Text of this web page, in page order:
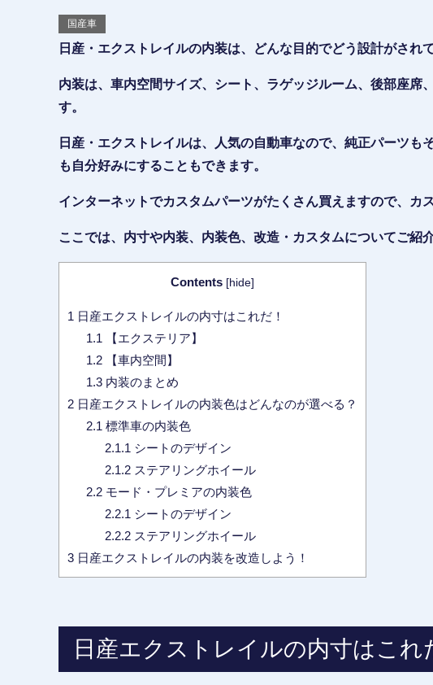
国産車
日産・エクストレイルの内装は、どんな目的でどう設計がされ
内装は、車内空間サイズ、シート、ラゲッジルーム、後部座席
す。
日産・エクストレイルは、人気の自動車なので、純正パーツも
も自分好みにすることもできます。
インターネットでカスタムパーツがたくさん買えますので、カ
ここでは、内寸や内装、内装色、改造・カスタムについてご紹介
Contents [hide]
1 日産エクストレイルの内寸はこれだ！
1.1 【エクステリア】
1.2【車内空間】
1.3内装のまとめ
2 日産エクストレイルの内装色はどんなのが選べる？
2.1 標準車の内装色
2.1.1 シートのデザイン
2.1.2ステアリングホイール
2.2モード・プレミアの内装色
2.2.1 シートのデザイン
2.2.2ステアリングホイール
3 日産エクストレイルの内装を改造しよう！
日産エクストレイルの内寸はこれ